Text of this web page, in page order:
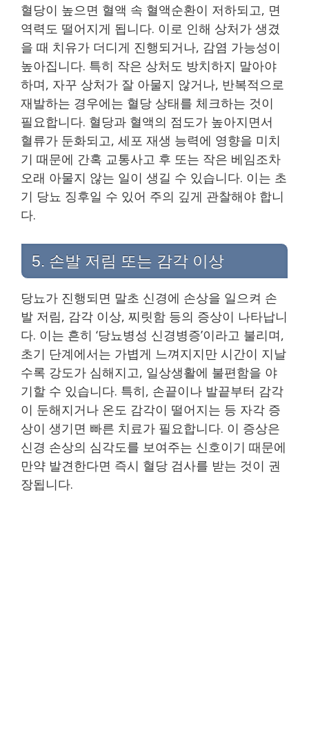
혈당이 높으면 혈액 속 혈액순환이 저하되고, 면
역력도 떨어지게 됩니다. 이로 인해 상처가 생겼
을 때 치유가 더디게 진행되거나, 감염 가능성이
높아집니다. 특히 작은 상처도 방치하지 말아야
하며, 자꾸 상처가 잘 아물지 않거나, 반복적으로
재발하는 경우에는 혈당 상태를 체크하는 것이
필요합니다. 혈당과 혈액의 점도가 높아지면서
혈류가 둔화되고, 세포 재생 능력에 영향을 미치
기 때문에 간혹 교통사고 후 또는 작은 베임조차
오래 아물지 않는 일이 생길 수 있습니다. 이는 초
기 당뇨 징후일 수 있어 주의 깊게 관찰해야 합니
다.
5. 손발 저림 또는 감각 이상
당뇨가 진행되면 말초 신경에 손상을 일으켜 손
발 저림, 감각 이상, 찌릿함 등의 증상이 나타납니
다. 이는 흔히 ‘당뇨병성 신경병증’이라고 불리며,
초기 단계에서는 가볍게 느껴지지만 시간이 지날
수록 강도가 심해지고, 일상생활에 불편함을 야
기할 수 있습니다. 특히, 손끝이나 발끝부터 감각
이 둔해지거나 온도 감각이 떨어지는 등 자각 증
상이 생기면 빠른 치료가 필요합니다. 이 증상은
신경 손상의 심각도를 보여주는 신호이기 때문에
만약 발견한다면 즉시 혈당 검사를 받는 것이 권
장됩니다.